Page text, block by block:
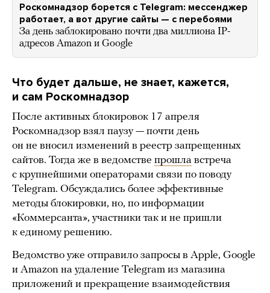
Роскомнадзор борется с Telegram: мессенджер
работает, а вот другие сайты — с перебоями
За день заблокировано почти два миллиона IP-
адресов Amazon и Google
Что будет дальше, не знает, кажется,
и сам Роскомнадзор
После активных блокировок 17 апреля
Роскомнадзор взял паузу — почти день
он не вносил изменений в реестр запрещенных
сайтов. Тогда же в ведомстве прошла встреча
с крупнейшими операторами связи по поводу
Telegram. Обсуждались более эффективные
методы блокировки, но, по информации
«Коммерсанта», участники так и не пришли
к единому решению.
Ведомство уже отправило запросы в Apple, Google
и Amazon на удаление Telegram из магазина
приложений и прекращение взаимодействия